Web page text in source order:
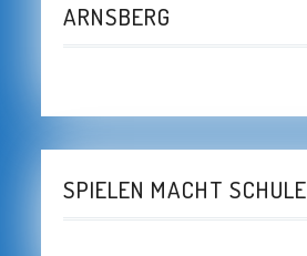
ARNSBERG
SPIELEN MACHT SCHULE